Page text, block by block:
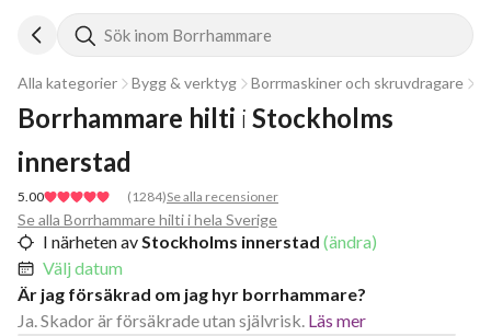
Sök inom Borrhammare
Alla kategorier Bygg & verktyg Borrmaskiner och skruvdragare
5.00 ( 1284)Se alla recensioner
Borrhammare hilti i Stockholms
innerstad
Se alla Borrhammare hilti i hela Sverige
I närheten avStockholms innerstad (ändra)
Välj datum
Är jag försäkrad om jag hyr borrhammare?
Ja. Skador är försäkrade utan självrisk. Läs mer